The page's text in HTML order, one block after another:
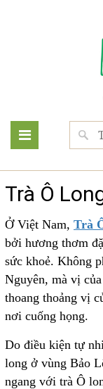
Trà Ô
Ở Việt Nam, Trà
bởi hương thơm
sức khoẻ. Không
Nguyên, mà vị
thoang thoảng vị
nơi cuống họng.
Do điều kiện tự
long ở vùng Bảo
ngang với trà Ô